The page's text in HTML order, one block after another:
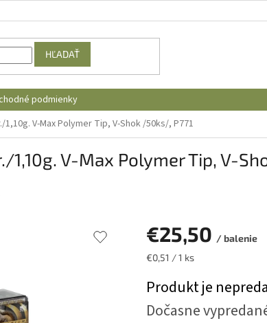
HĽADAŤ
podmienky
1,10g. V-Max Polymer Tip, V-Shok /50ks/, P771
1,10g. V-Max Polymer Tip, V-
€25,50 / balenie
Jednotková
€0,51 / 1 ks
Produkt je
Dočasne